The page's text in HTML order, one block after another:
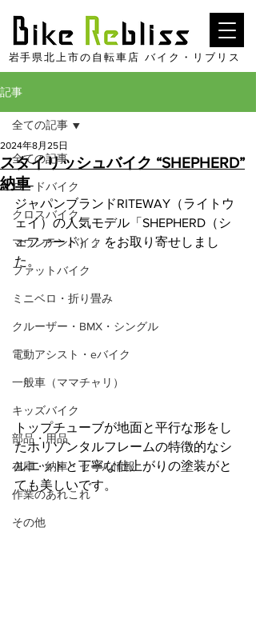
​岩手県北上市の自転車店 バイク・リブリス
記事
全ての記事
ロードバイク
クロスバイク
マウンテンバイク
ファットバイク
ミニベロ・折り畳み
クルーザー・BMX・シングル
電動アシスト・eバイク
一般車（ママチャリ）
キッズバイク
部品・用品
在庫・納車・セール情報
作業のあれこれ
その他
全ての記事
スタイリッシュバイク “SHEPHERD”
納車
2024年8月25日
ジャパンブランドRITEWAY（ライトウ
ェイ）の人気モデル「SHEPHERD（シ
ェファード）」をお取り寄せしまし
た。
トップチューブが地面と平行な形をし
たホリゾンタルフレームの特徴的なシ
ルエットと丁寧な仕上がりの塗装がと
ても美しいです。